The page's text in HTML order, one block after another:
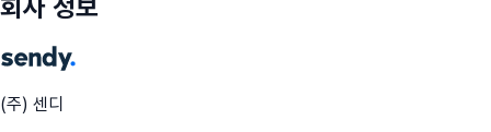
회사 정보
(주) 센디